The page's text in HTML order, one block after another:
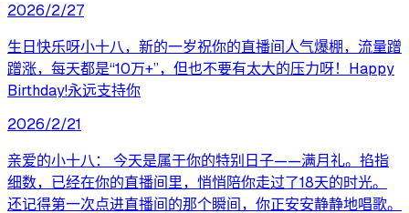
2026/2/27
生日快乐呀小十八，新的一岁祝你的直播间人气爆棚，流量蹭
蹭涨，每天都是“10万+”，但也不要有太大的压力呀！Happy
Birthday!永远支持你
2026/2/21
亲爱的小十八： 今天是属于你的特别日子——满月礼。掐指
细数，已经在你的直播间里，悄悄陪你走过了18天的时光。
还记得第一次点进直播间的那个瞬间，你正安安静静地唱歌。